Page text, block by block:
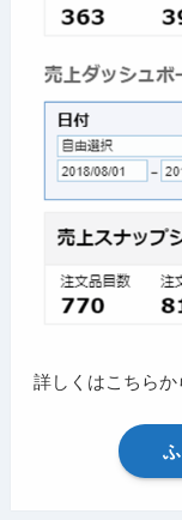
詳しくはこちらか